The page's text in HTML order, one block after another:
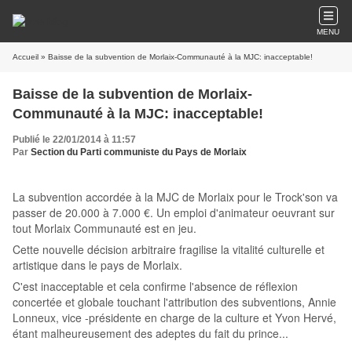
MENU
Accueil » Baisse de la subvention de Morlaix-Communauté à la MJC: inacceptable!
Baisse de la subvention de Morlaix-
Communauté à la MJC: inacceptable!
Publié le 22/01/2014 à 11:57
Par Section du Parti communiste du Pays de Morlaix
La subvention accordée à la MJC de Morlaix pour le Trock'son va
passer de 20.000 à 7.000 €. Un emploi d'animateur oeuvrant sur
tout Morlaix Communauté est en jeu.
Cette nouvelle décision arbitraire fragilise la vitalité culturelle et
artistique dans le pays de Morlaix.
C'est inacceptable et cela confirme l'absence de réflexion
concertée et globale touchant l'attribution des subventions, Annie
Lonneux, vice -présidente en charge de la culture et Yvon Hervé,
étant malheureusement des adeptes du fait du prince...